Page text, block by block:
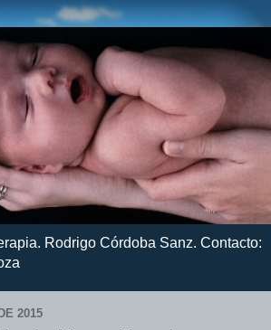
Rodrigo Córdoba Sanz. Contacto:
2015